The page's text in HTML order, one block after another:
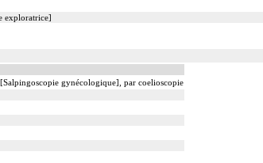
exploratrice]
gynécologique], par coelioscopie